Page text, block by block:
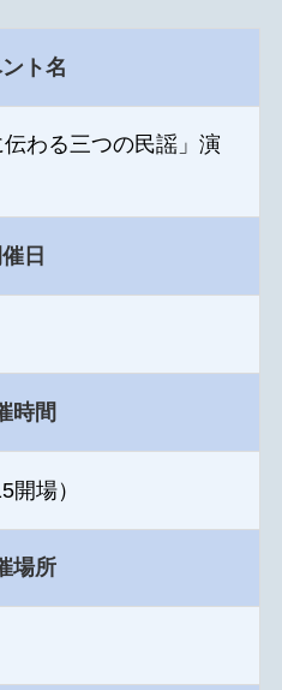
ト名
わる三つの民謡」演
日
時間
場）
場所